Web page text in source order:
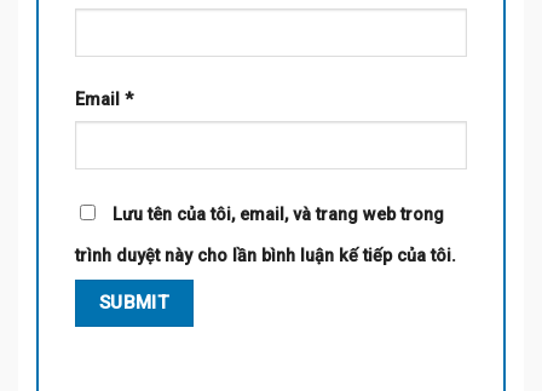
Email *
Lưu tên của tôi, email, và trang web trong
trình duyệt này cho lần bình luận kế tiếp của tôi.